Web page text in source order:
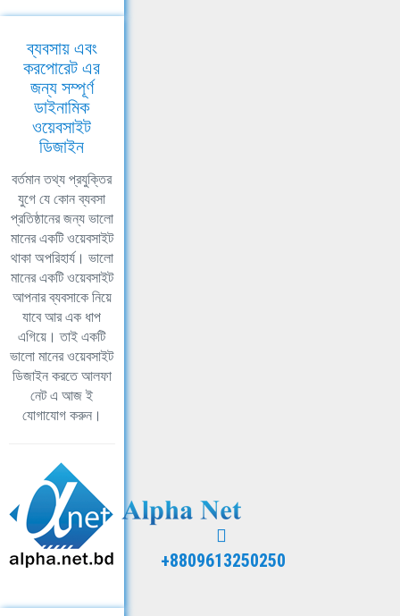
ব্যবসায় এবং
করপোরেট এর
জন্য সম্পূর্ণ
ডাইনামিক
ওয়েবসাইট
ডিজাইন
বর্তমান তথ্য প্রযুক্তির
যুগে যে কোন ব্যবসা
প্রতিষ্ঠানের জন্য ভালো
মানের একটি ওয়েবসাইট
থাকা অপরিহার্য। ভালো
মানের একটি ওয়েবসাইট
আপনার ব্যবসাকে নিয়ে
যাবে আর এক ধাপ
এগিয়ে। তাই একটি
ভালো মানের ওয়েবসাইট
ডিজাইন করতে আলফা
নেট এ আজ ই
যোগাযোগ করুন।
+8809613250250